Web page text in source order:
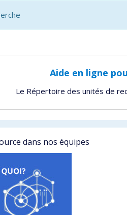
Aide en ligne
Le Répertoire des unités de
dans nos équipes